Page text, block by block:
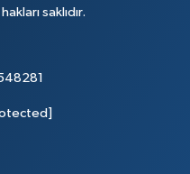
saklıdır.